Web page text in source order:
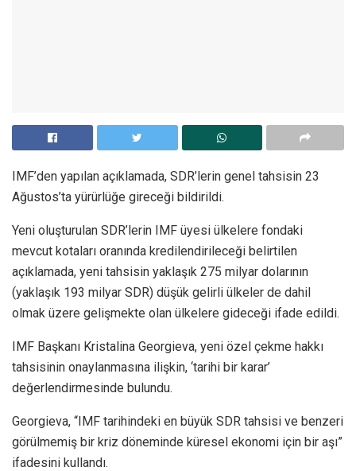
IMF’den yapılan açıklamada, SDR’lerin genel tahsisin 23
Ağustos’ta yürürlüğe gireceği bildirildi.
Yeni oluşturulan SDR’lerin IMF üyesi ülkelere fondaki
mevcut kotaları oranında kredilendirileceği belirtilen
açıklamada, yeni tahsisin yaklaşık 275 milyar dolarının
(yaklaşık 193 milyar SDR) düşük gelirli ülkeler de dahil
olmak üzere gelişmekte olan ülkelere gideceği ifade edildi.
IMF Başkanı Kristalina Georgieva, yeni özel çekme hakkı
tahsisinin onaylanmasına ilişkin, ‘tarihi bir karar’
değerlendirmesinde bulundu.
Georgieva, “​​IMF tarihindeki en büyük SDR tahsisi ve benzeri
görülmemiş bir kriz döneminde küresel ekonomi için bir aşı”
ifadesini kullandı.